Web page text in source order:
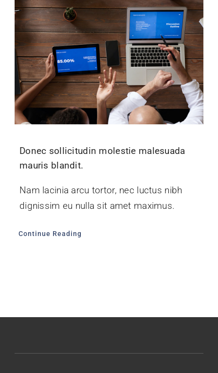
Donec sollicitudin molestie malesuada
mauris blandit.
Nam lacinia arcu tortor, nec luctus nibh
dignissim eu nulla sit amet maximus.
Continue Reading